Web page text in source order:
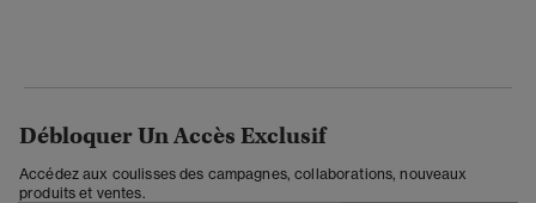
Débloquer Un Accès Exclusif
Accédez aux coulisses des campagnes, collaborations, nouveaux
produits et ventes.